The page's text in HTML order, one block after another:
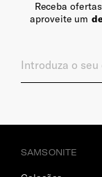
Receba
aproveite um
SAMSONITE